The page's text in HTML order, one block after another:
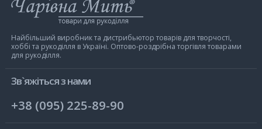
Інтернет-
магазин
Мить
Найбільший виробник та дистрибьютор товарів для творчості,
хоббі та рукоділля в Україні. Оптово-роздрібна торгівля товарами
для рукоділля.
Зв`яжіться з нами
+38 (095) 225-89-90